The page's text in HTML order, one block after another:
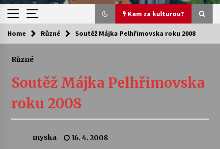
Kam za kulturou?
Kam za kulturou?
10. 8. 2026
Sukuba Ensemble
Home Různé Soutěž Májka Pelhřimovska roku 2008
Různé
Soutěž Májka Pelhřimovska
roku 2008
myska 16. 4. 2008